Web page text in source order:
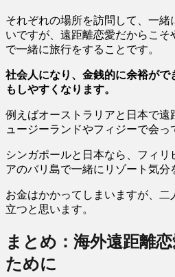
それぞれの場所を訪問して、一緒
いですが、遠距離恋愛だからこ
で一緒に旅行をすることです。
社会人になり、金銭的に余裕が
もしやすくなります。
例えばオーストラリアと日本で遠
ュージーランドやフィジーで会っ
シンガポールと日本なら、フィ
アのバリ島で一緒にリゾート気分
お金はかかってしまいますが、
立つと思います。
まとめ：海外遠距離
ために